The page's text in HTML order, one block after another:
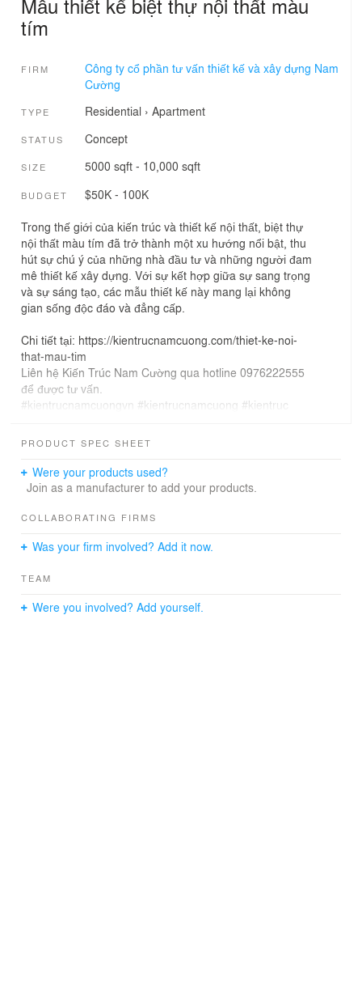
tím
FIRM
Công ty cổ phần tư vấn thiết kế và xây dựng Nam
Cường
TYPE Residential › Apartment
STATUS Concept
SIZE 5000 sqft - 10,000 sqft
BUDGET $50K - 100K
Trong thế giới của kiến trúc và thiết kế nội thất, biệt thự
nội thất màu tím đã trở thành một xu hướng nổi bật, thu
hút sự chú ý của những nhà đầu tư và những người đam
mê thiết kế xây dựng. Với sự kết hợp giữa sự sang trọng
và sự sáng tạo, các mẫu thiết kế này mang lại không
gian sống độc đáo và đẳng cấp.
Chi tiết tại: https://kientrucnamcuong.com/thiet-ke-noi-
that-mau-tim
Liên hệ Kiến Trúc Nam Cường qua hotline 0976222555
để được tư vấn.
#kientrucnamcuongvn #kientrucnamcuong #kientruc
PRODUCT SPEC SHEET
Were your products used?
Join as a manufacturer to add your products.
COLLABORATING FIRMS
Was your firm involved? Add it now.
TEAM
Were you involved? Add yourself.